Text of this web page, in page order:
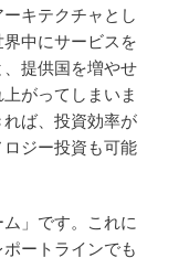
キテクチャとし
中にサービスを
提供国を増やせ
がってしまいま
ば、投資効率が
ジー投資も可能
」です。これに
ートラインでも